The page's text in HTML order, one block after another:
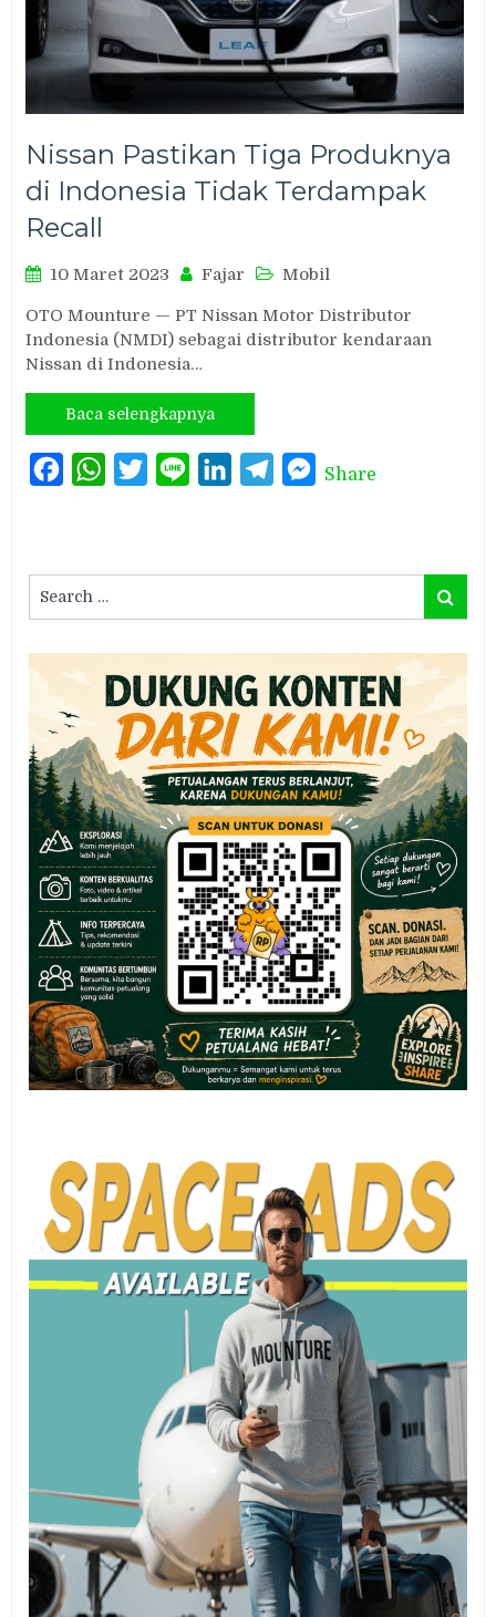
Nissan Pastikan Tiga Produknya
di Indonesia Tidak Terdampak
Recall
10 Maret 2023 Fajar Mobil
OTO Mounture — PT Nissan Motor Distributor
Indonesia (NMDI) sebagai distributor kendaraan
Nissan di Indonesia…
Baca selengkapnya
FacebookWhatsAppTwitterLine LinkedInTelegramMessenger
Share
for:
Search